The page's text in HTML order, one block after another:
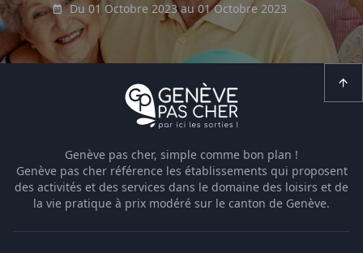
Du 01 Octobre 2023 au 01 Octobre 2023
Genève pas cher, simple comme bon plan !
Genève pas cher référence les établissements qui proposent
des activités et des services dans le domaine des loisirs et de
la vie pratique à prix modéré sur le canton de Genève.